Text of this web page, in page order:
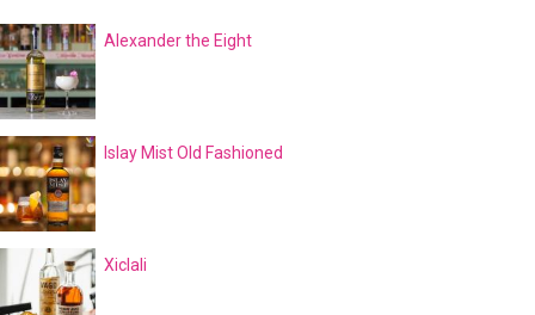
Alexander the Eight
Islay Mist Old Fashioned
Xiclali